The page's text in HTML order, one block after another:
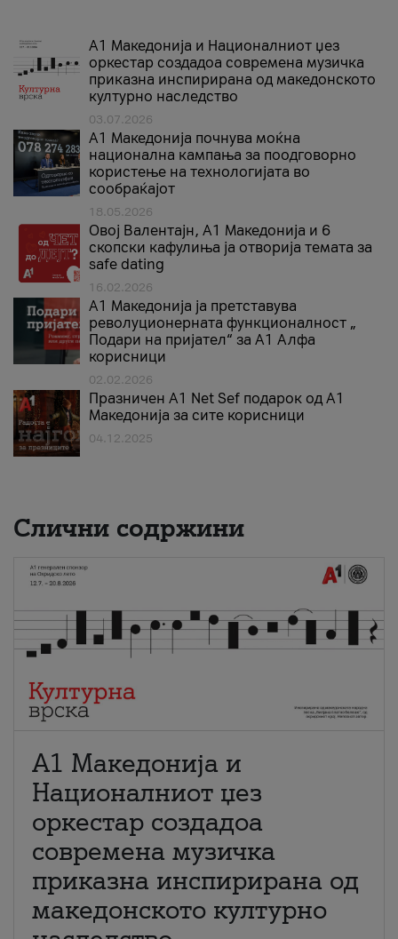
А1 Македонија и Националниот џез
оркестар создадоа современа музичка
приказна инспирирана од македонското
културно наследство
03.07.2026
A1 Македонија почнува моќна
национална кампања за поодговорно
користење на технологијата во
сообраќајот
18.05.2026
Овој Валентајн, A1 Македонија и 6
скопски кафулиња ја отворија темата за
safe dating
16.02.2026
А1 Македонија ја претставува
револуционерната функционалност „
Подари на пријател“ за А1 Алфа
корисници
02.02.2026
Празничен A1 Net Sеf подарок од А1
Македонија за сите корисници
04.12.2025
Слични содржини
А1 Македонија и
Националниот џез
оркестар создадоа
современа музичка
приказна инспирирана од
македонското културно